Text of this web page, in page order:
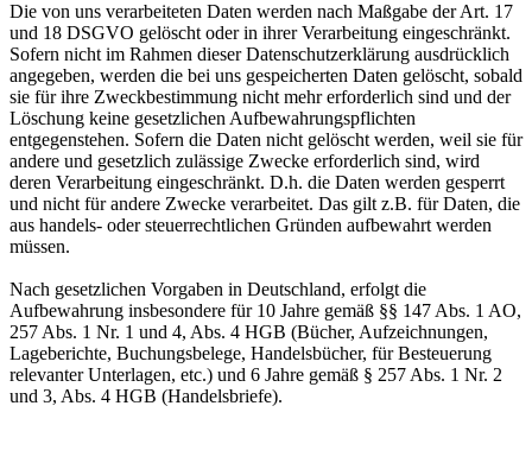
Die von uns verarbeiteten Daten werden nach Maßgabe der Art. 17
und 18 DSGVO gelöscht oder in ihrer Verarbeitung eingeschränkt.
Sofern nicht im Rahmen dieser Datenschutzerklärung ausdrücklich
angegeben, werden die bei uns gespeicherten Daten gelöscht, sobald
sie für ihre Zweckbestimmung nicht mehr erforderlich sind und der
Löschung keine gesetzlichen Aufbewahrungspflichten
entgegenstehen. Sofern die Daten nicht gelöscht werden, weil sie für
andere und gesetzlich zulässige Zwecke erforderlich sind, wird
deren Verarbeitung eingeschränkt. D.h. die Daten werden gesperrt
und nicht für andere Zwecke verarbeitet. Das gilt z.B. für Daten, die
aus handels- oder steuerrechtlichen Gründen aufbewahrt werden
müssen.
Nach gesetzlichen Vorgaben in Deutschland, erfolgt die
Aufbewahrung insbesondere für 10 Jahre gemäß §§ 147 Abs. 1 AO,
257 Abs. 1 Nr. 1 und 4, Abs. 4 HGB (Bücher, Aufzeichnungen,
Lageberichte, Buchungsbelege, Handelsbücher, für Besteuerung
relevanter Unterlagen, etc.) und 6 Jahre gemäß § 257 Abs. 1 Nr. 2
und 3, Abs. 4 HGB (Handelsbriefe).